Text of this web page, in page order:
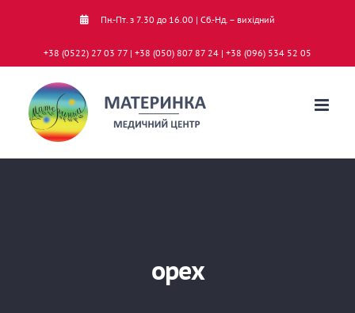
Пн.-Пт. з 7.30 до 16.00 | Сб.-Нд. – вихідний
+38 (0522) 27 03 77 | +38 (050) 807 87 24 | +38 (096) 534 52 05
орех